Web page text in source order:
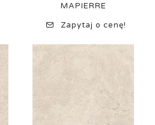
MAPIERRE
Zapytaj o cenę!